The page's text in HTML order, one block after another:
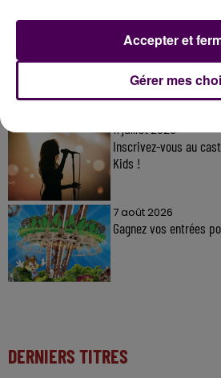
7 août 2026
Gagnez vos pass
11 juillet 2026
Inscrivez-vous au
Kids !
7 août 2026
Gagnez vos entrées
DERNIERS TITRES
Gérer mes
Accepter et